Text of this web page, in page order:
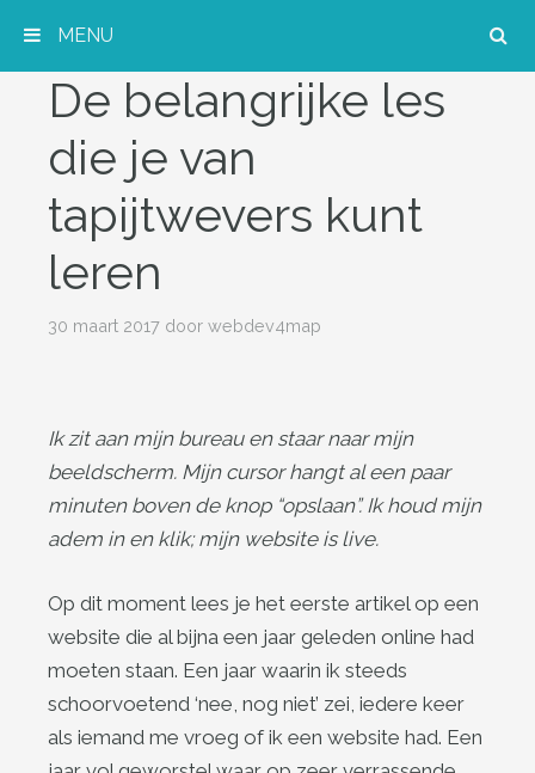
MENU
Spring naar inhoud
De belangrijke les
die je van
tapijtwevers kunt
leren
30 maart 2017 door webdev4map
Ik zit aan mijn bureau en staar naar mijn
beeldscherm. Mijn cursor hangt al een paar
minuten boven de knop “opslaan”. Ik houd mijn
adem in en klik; mijn website is live.
Op dit moment lees je het eerste artikel op een
website die al bijna een jaar geleden online had
moeten staan. Een jaar waarin ik steeds
schoorvoetend ‘nee, nog niet’ zei, iedere keer
als iemand me vroeg of ik een website had. Een